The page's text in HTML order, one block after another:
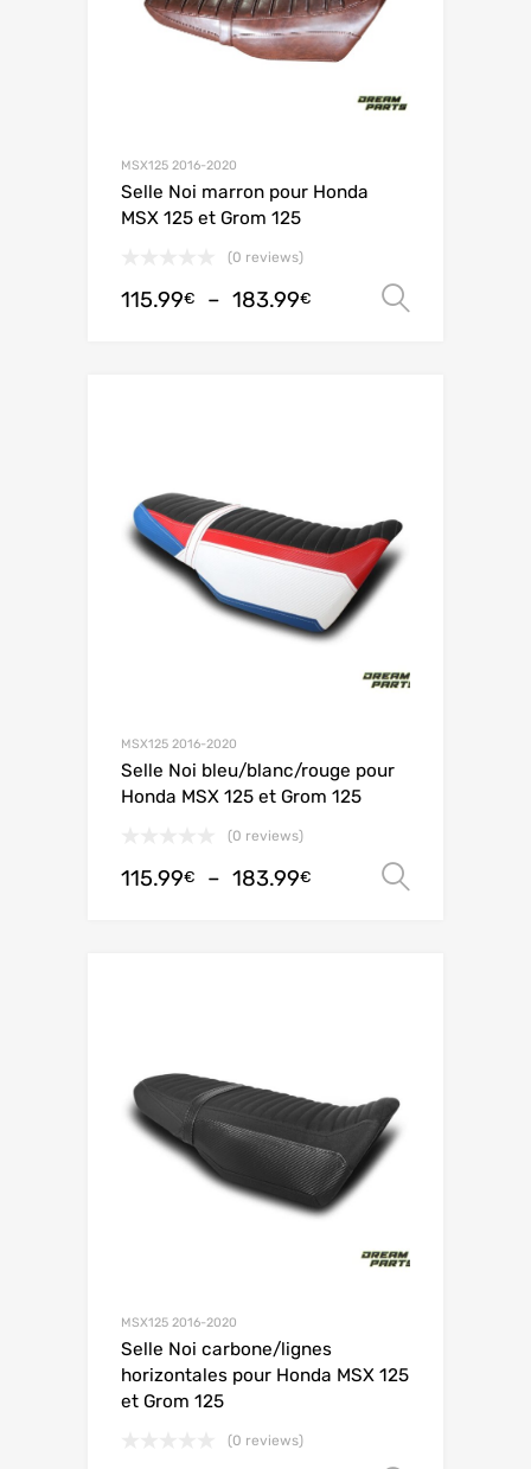
MSX125 2016-2020
Selle Noi marron pour Honda
MSX 125 et Grom 125
(0 reviews)
115.99€ – 183.99€
MSX125 2016-2020
Selle Noi bleu/blanc/rouge pour
Honda MSX 125 et Grom 125
(0 reviews)
115.99€ – 183.99€
MSX125 2016-2020
Selle Noi carbone/lignes
horizontales pour Honda MSX 125
et Grom 125
(0 reviews)